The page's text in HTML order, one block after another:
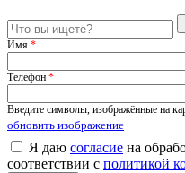
Имя *
Телефон *
Введите символы, изображённые на
обновить изображение
Я даю согласие на
соответствии с политикой